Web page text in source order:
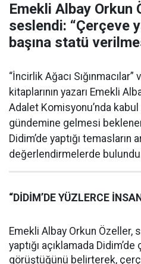
Emekli Albay Orkun
seslendi: “Çerçeve
başına statü
“İncirlik Ağacı
kitaplarının yazarı Emekli
Adalet Komisyonu’nda
gündemine gelmesi
Didim’de yaptığı temasların
değerlendirmelerde
“DİDİM’DE YÜZLERCE
Emekli Albay Orkun Özeller,
yaptığı açıklamada
görüştüğünü belirterek,